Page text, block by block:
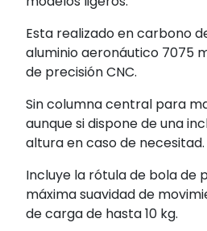
Esta realizado en carbono
aluminio aeronáutico 7075
de precisión CNC.
Sin columna central para
aunque si dispone de una
altura en caso de necesitad.
Incluye la rótula de bola de
máxima suavidad de
de carga de hasta 10 kg.